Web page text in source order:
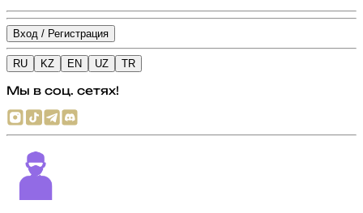
Вход / Регистрация
RU KZ EN UZ TR
Мы в соц. сетях!